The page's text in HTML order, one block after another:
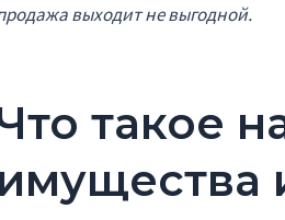
выходит не выгодной.
такое
имущества